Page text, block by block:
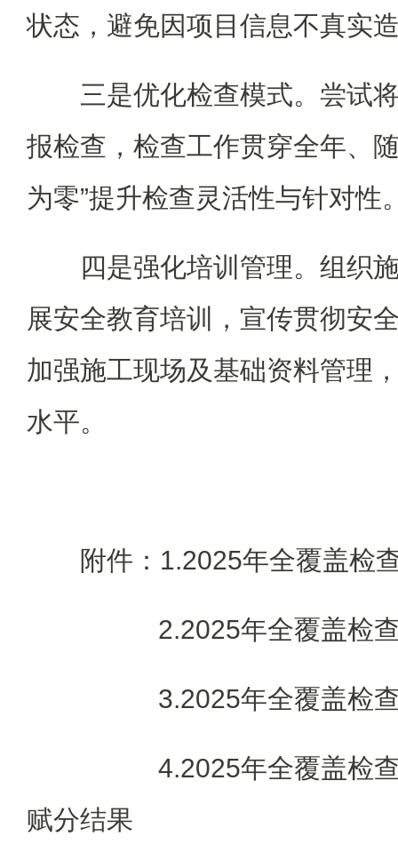
状态，避免因项目信息不真实
三是优化检查模式。尝试
报检查，检查工作贯穿全年、
为零”提升检查灵活性与针对性
四是强化培训管理。组织
展安全教育培训，宣传贯彻安
加强施工现场及基础资料管理
水平。
附件：1.2025年全覆盖检
2.2025年全覆盖检查
3.2025年全覆盖检查
4.2025年全覆盖检查
赋分结果